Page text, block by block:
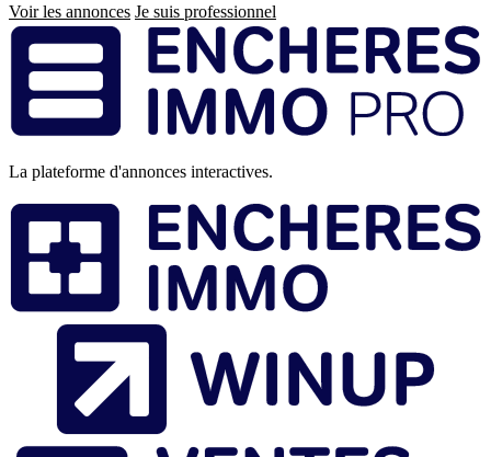
Voir les annonces Je suis professionnel
Pied
de
page
La plateforme d'annonces interactives.